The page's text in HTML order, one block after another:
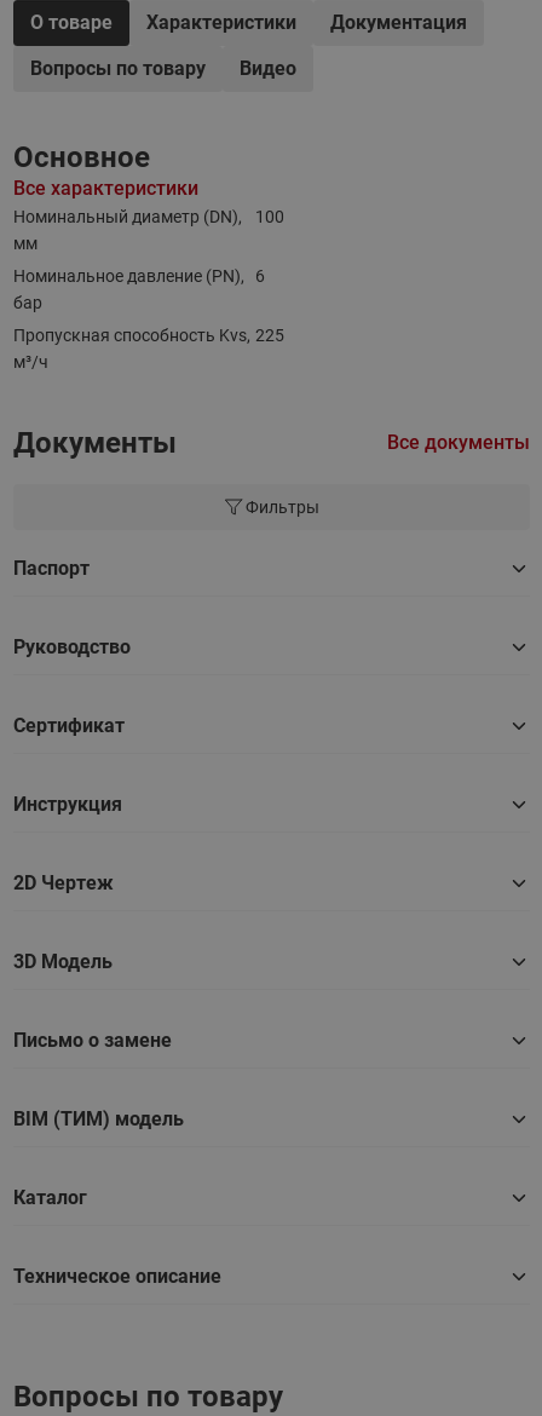
О товаре Характеристики
Документация
Вопросы по товару
Видео
Основное
Все характеристики
Номинальный диаметр (DN),
мм
100
Номинальное давление (PN),
бар
6
Пропускная способность Kvs,
м³/ч
225
Документы Все документы
Фильтры
Паспорт
Руководство
Сертификат
Инструкция
2D Чертеж
3D Модель
Письмо о замене
BIM (ТИМ) модель
Каталог
Техническое описание
Вопросы по товару